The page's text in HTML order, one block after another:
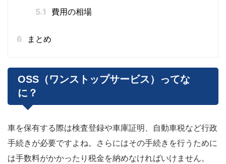
5.1
費用の相場
6 まとめ
OSS（ワンストップサービス）ってな
に？
車を保有する際は検査登録や車庫証明、自動車税など行政
手続きが必要ですよね。さらにはその手続きを行うために
は手数料がかかったり税金を納めなければいけません。